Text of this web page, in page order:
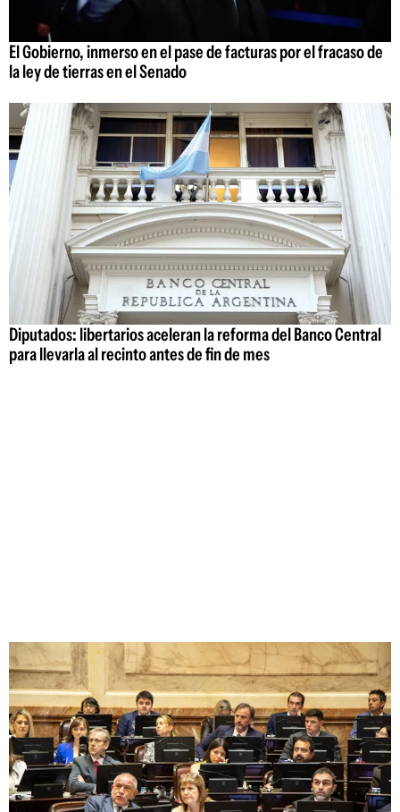
El Gobierno, inmerso en el pase de facturas por el fracaso de
la ley de tierras en el Senado
Diputados: libertarios aceleran la reforma del Banco Central
para llevarla al recinto antes de fin de mes